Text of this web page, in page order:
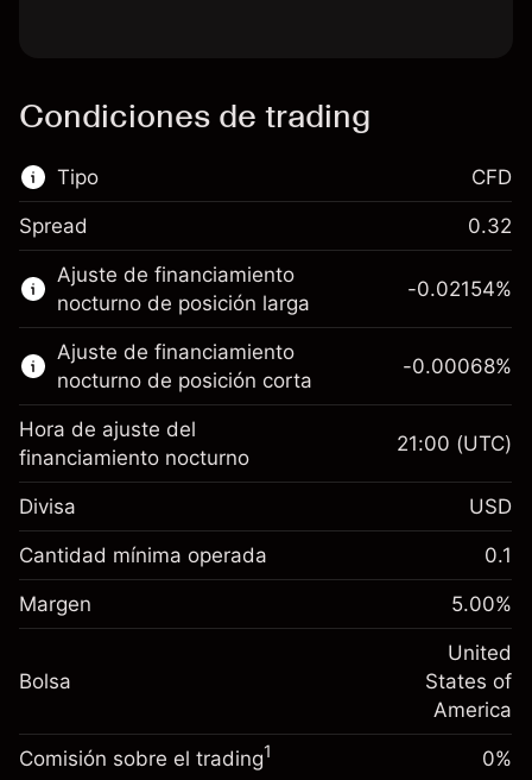
Condiciones de trading
Tipo
Este mercado financiero está disponible para
hacer trading con CFD.
Obtén más información sobre:
CFD
CFD
Spread 0.32
Ajuste de financiamiento
nocturno de posición larga
$1,000.00
Ajuste de financiamiento
nocturno
Cargos por el valor total de la
posición
%
(-$4.31)
Tamaño de la operación con apalancamiento
~$20,000.00
$19,000.00
-0.02154%
Ajuste de financiamiento
nocturno de posición corta
Margen. Tu inversión
$1,000.00
Ajuste de financiamiento
-0.000682
%
(-$0.14)
Tamaño de la operación con apalancamiento
~$20,000.00
-0.00068%
Hora de ajuste del
financiamiento nocturno
21:00 (UTC)
Divisa USD
Cantidad mínima operada 0.1
Margen 5.00%
Bolsa
United
States of
America
Comisión sobre el trading1 0%